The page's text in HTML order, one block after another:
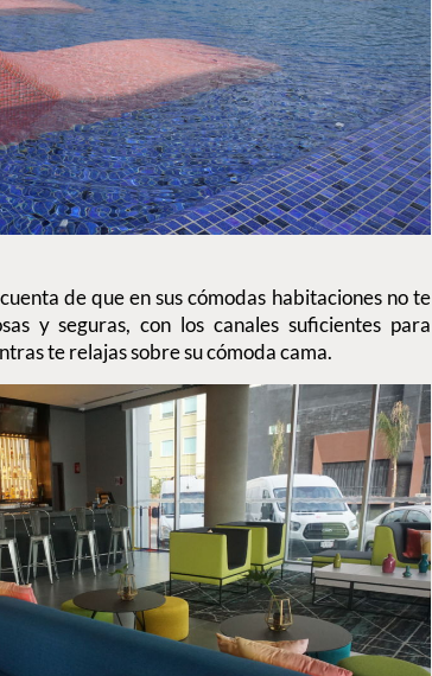
de que en sus cómodas habitaciones no te
y seguras, con los canales suficientes para
te relajas sobre su cómoda cama.